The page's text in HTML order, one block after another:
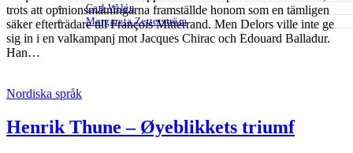
Carl Wilén
Margareta Zetterström
trots att opinionsmätningarna framställde honom som en tämligen
säker efterträdare till François Mitterrand. Men Delors ville inte ge
sig in i en valkampanj mot Jacques Chirac och Edouard Balladur.
Han…
Nordiska språk
Henrik Thune – Øyeblikkets triumf